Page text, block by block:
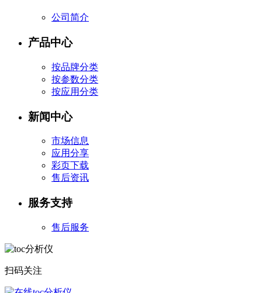
公司简介
产品中心
按品牌分类
按参数分类
按应用分类
新闻中心
市场信息
应用分享
彩页下载
售后资讯
服务支持
售后服务
扫码关注